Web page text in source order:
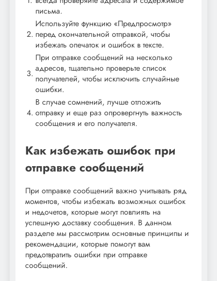
письма.
2.
Используйте функцию «Предпросмотр»
перед окончательной отправкой, чтобы
избежать опечаток и ошибок в тексте.
3.
При отправке сообщений на несколько
адресов, тщательно проверьте список
получателей, чтобы исключить случайные
ошибки.
4.
В случае сомнений, лучше отложить
отправку и еще раз опровергнуть важность
сообщения и его получателя.
Как избежать ошибок при
отправке сообщений
При отправке сообщений важно учитывать ряд
моментов, чтобы избежать возможных ошибок
и недочетов, которые могут повлиять на
успешную доставку сообщения. В данном
разделе мы рассмотрим основные принципы и
рекомендации, которые помогут вам
предотвратить ошибки при отправке
сообщений.